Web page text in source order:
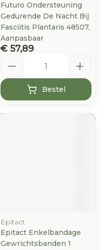
Futuro Ondersteuning
Gedurende De Nacht Bij
Fasciitis Plantaris 48507,
Aanpasbaar
€ 57,89
Bestel
Epitact
Epitact Enkelbandage
Gewrichtsbanden 1